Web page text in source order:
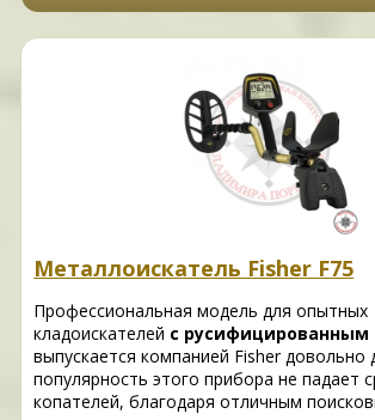
Металлоискатель Fisher F75
Профессиональная модель для опытных
кладоискателей с
выпускается компанией Fisher довольно
популярность этого прибора не падает
копателей, благодаря отличным